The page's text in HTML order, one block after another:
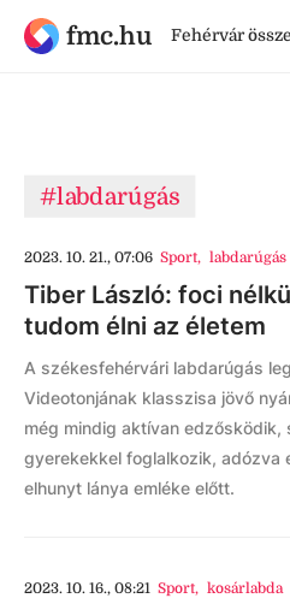
fmc.hu Fehérvár
#labdarúgás
2023. 10. 21., 07:06 Sport, labdarúgás
Tiber László: foci
tudom élni az életem
A székesfehérvári labdarúgás
Videotonjának klasszisa jövő
még mindig aktívan edzősködik,
gyerekekkel foglalkozik, adózva
elhunyt lánya emléke előtt.
2023. 10. 16., 08:21 Sport, kosárlabda